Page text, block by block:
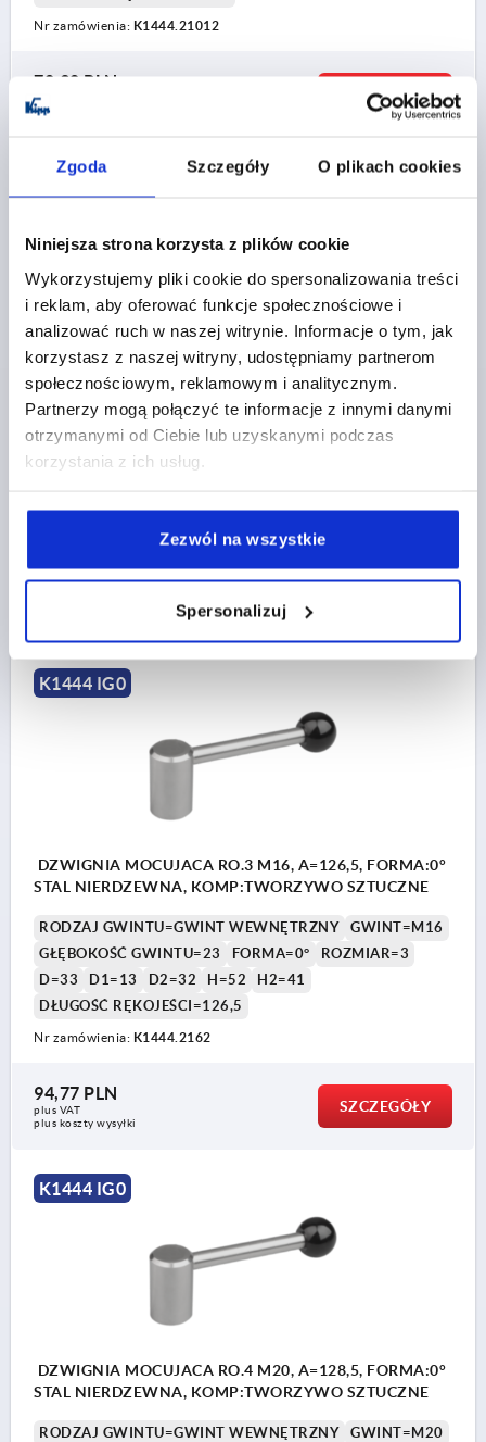
Zgoda Szczegóły O plikach cookies
Niniejsza strona korzysta z plików cookie
Wykorzystujemy pliki cookie do spersonalizowania treści
i reklam, aby oferować funkcje społecznościowe i
analizować ruch w naszej witrynie. Informacje o tym, jak
korzystasz z naszej witryny, udostępniamy partnerom
społecznościowym, reklamowym i analitycznym.
Partnerzy mogą połączyć te informacje z innymi danymi
otrzymanymi od Ciebie lub uzyskanymi podczas
korzystania z ich usług.
Zezwól na wszystkie
Spersonalizuj
Nr zamówienia: K1444.21012
78,30 PLN
plus VAT
plus koszty wysyłki
SZCZEGÓŁY
K1444 IG0
DZWIGNIA MOCUJACA RO.2 M12, A=104, FORMA:0°
STAL NIERDZEWNA, KOMP:TWORZYWO SZTUCZNE
RODZAJ GWINTU=GWINT WEWNĘTRZNY
GWINT=M12
GŁĘBOKOŚĆ GWINTU=20
FORMA=0°
ROZMIAR=2
D=28
K1444.2122
78,30 PLN
K1444 IG0
DZWIGNIA MOCUJACA RO.3 M16, A=126,5, FORMA:0°
STAL NIERDZEWNA, KOMP:TWORZYWO SZTUCZNE
RODZAJ GWINTU=GWINT WEWNĘTRZNY
GWINT=M16
GŁĘBOKOŚĆ GWINTU=23
FORMA=0°
ROZMIAR=3
D=33
D1=13 D2=32 H=52
H2=41
DŁUGOŚĆ RĘKOJEŚCI=126,5
Nr zamówienia: K1444.2162
94,77 PLN
plus VAT
plus koszty wysyłki
SZCZEGÓŁY
K1444 IG0
DZWIGNIA MOCUJACA RO.4 M20, A=128,5, FORMA:0°
STAL NIERDZEWNA, KOMP:TWORZYWO SZTUCZNE
RODZAJ GWINTU=GWINT WEWNĘTRZNY
GWINT=M20